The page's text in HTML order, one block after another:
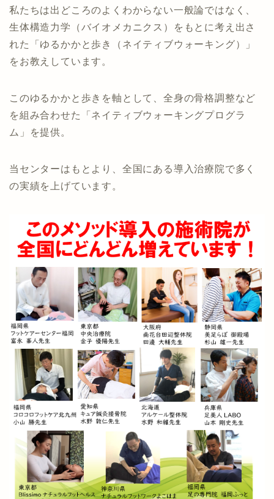
私たちは出どころのよくわからない一般論ではなく、
生体構造力学（バイオメカニクス）をもとに考え出さ
れた「ゆるかかと歩き（ネイティブウォーキング）」
をお教えしています。
このゆるかかと歩きを軸として、全身の骨格調整など
を組み合わせた「ネイティブウォーキングプログラ
ム」を提供。
当センターはもとより、全国にある導入治療院で多く
の実績を上げています。